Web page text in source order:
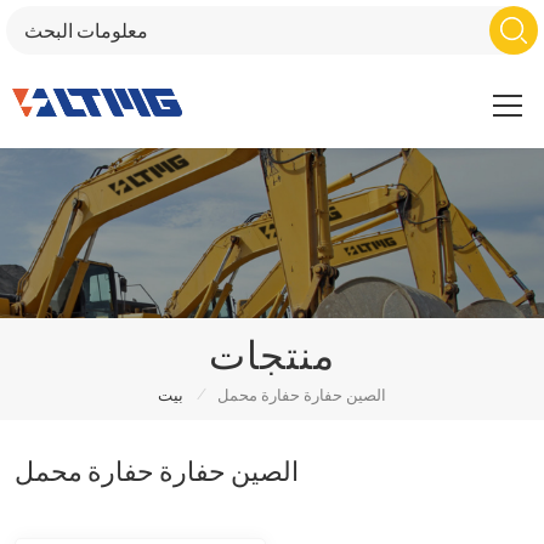
منتجات
بيت / الصين حفارة حفارة محمل
الصين حفارة حفارة محمل